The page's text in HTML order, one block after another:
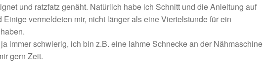
und ratzfatz genäht. Natürlich habe ich Schnitt und die Anleitung auf
vermeldeten mir, nicht länger als eine Viertelstunde für ein
immer schwierig, ich bin z.B. eine lahme Schnecke an der Nähmaschine
gern Zeit.